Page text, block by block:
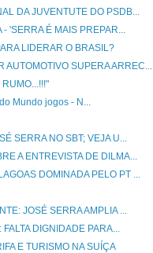
DA JUVENTUTE DO PSDB...
'SERRA É MAIS PREPAR...
LIDERAR O BRASIL?
AUTOMOTIVO SUPERA ARREC...
Mundo jogos - N...
SERRA NO SBT; VEJA U...
A ENTREVISTA DE DILMA...
DOMINADA PELO PT ...
JOSÉ SERRA AMPLIA ...
DIGNIDADE PARA...
E TURISMO NA SUÍÇA